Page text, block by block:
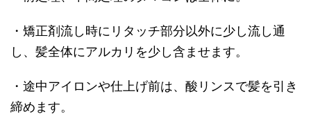
・矯正剤流し時にリタッチ部分以外に少し流し通
し、髪全体にアルカリを少し含ませます。
・途中アイロンや仕上げ前は、酸リンスで髪を引き
締めます。